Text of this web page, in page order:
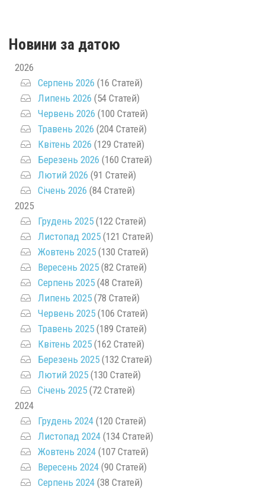
Новини за датою
2026
Серпень 2026 (16 Статей)
Липень 2026 (54 Статей)
Червень 2026 (100 Статей)
Травень 2026 (204 Статей)
Квітень 2026 (129 Статей)
Березень 2026 (160 Статей)
Лютий 2026 (91 Статей)
Січень 2026 (84 Статей)
2025
Грудень 2025 (122 Статей)
Листопад 2025 (121 Статей)
Жовтень 2025 (130 Статей)
Вересень 2025 (82 Статей)
Серпень 2025 (48 Статей)
Липень 2025 (78 Статей)
Червень 2025 (106 Статей)
Травень 2025 (189 Статей)
Квітень 2025 (162 Статей)
Березень 2025 (132 Статей)
Лютий 2025 (130 Статей)
Січень 2025 (72 Статей)
2024
Грудень 2024 (120 Статей)
Листопад 2024 (134 Статей)
Жовтень 2024 (107 Статей)
Вересень 2024 (90 Статей)
Серпень 2024 (38 Статей)